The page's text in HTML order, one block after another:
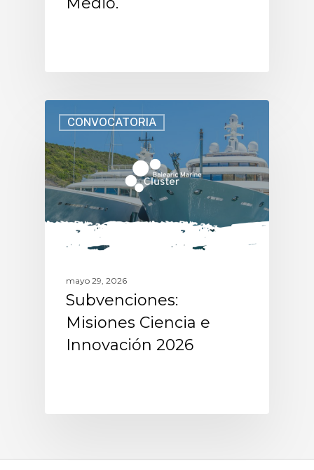
CONVOCATORIA
mayo 29, 2026
Subvenciones:
Misiones Ciencia e
Innovación 2026